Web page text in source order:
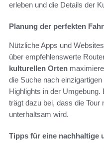
erleben und die Details der
Planung der perfekten
Nützliche Apps und
über empfehlenswerte
kulturellen Orten
die Suche nach
Highlights in der
trägt dazu bei, dass die
unterhaltsam wird.
Tipps für eine nachhaltige